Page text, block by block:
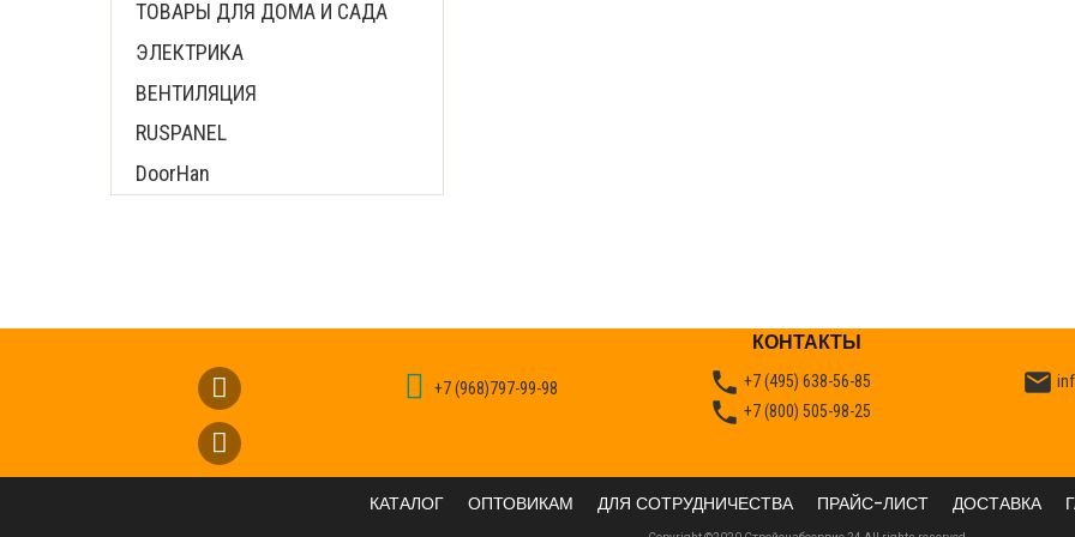
ТОВАРЫ ДЛЯ ДОМА И САДА
ЭЛЕКТРИКА
ВЕНТИЛЯЦИЯ
RUSPANEL
DoorHan
КОНТАКТЫ
+7 (968)797-99-98  +7 (495) 638-56-85
 +7 (800) 505-98-25

КАТАЛОГ ОПТОВИКАМ ДЛЯ СОТРУДНИЧЕСТВА ПРАЙС-ЛИСТ ДОСТАВКА